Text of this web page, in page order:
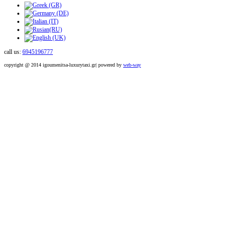
call us: 6945196777
copyright @ 2014 igoumenitsa-luxurytaxi.gr| powered by web-way